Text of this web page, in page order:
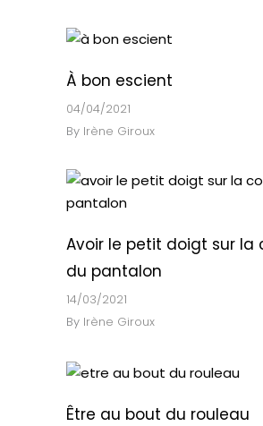
À bon escient
04/04/2021
By Irène Giroux
Avoir le petit doigt sur la
du pantalon
14/03/2021
By Irène Giroux
Être au bout du rouleau